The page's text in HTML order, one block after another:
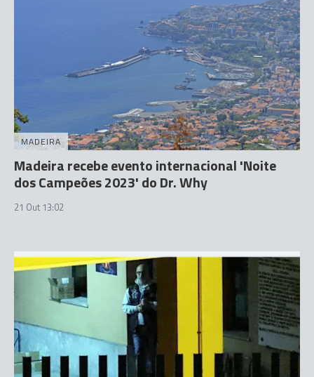
MADEIRA
Madeira recebe evento internacional 'Noite
dos Campeões 2023' do Dr. Why
21 Out 13:02